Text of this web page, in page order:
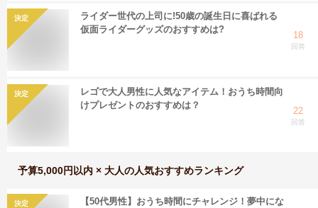
決定
ライダー世代の上司に!50歳の誕生日に喜ばれる
仮面ライダーグッズのおすすめは?
18
回答
決定
レゴで大人男性に人気なアイテム！おうち時間向
けプレゼントのおすすめは？
22
回答
予算5,000円以内 × 大人の人気おすすめランキング
決定
【50代男性】おうち時間にチャレンジ！夢中にな